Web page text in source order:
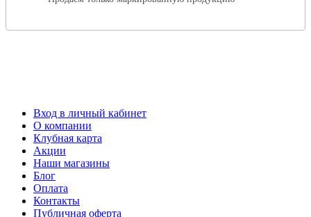
Вход в личный кабинет
О компании
Клубная карта
Акции
Наши магазины
Блог
Оплата
Контакты
Публичная оферта